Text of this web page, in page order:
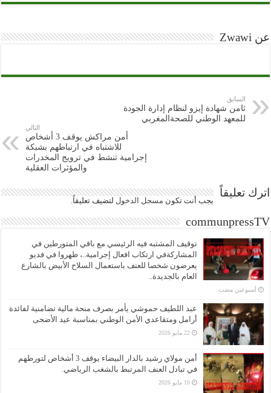
عن Zwawi
السابق
ثامن شهادة إيزو لنظام إدارة الجودة
للمعهد الوطني للصحةالمغربي
التالي
أمن مراكش يوقف 3 أشخاص
للاشتباه في ارتباطهم بشبكة
إجرامية تنشط في ترويج المخدرات
والمؤثرات العقلية
اترك تعليقاً
يجب أنت تكون مسجل الدخول لتضيف تعليقاً.
communpressTV
توقيف المشتبه فيه الرئيسي مع باقي المتورطين في
المشاركةفي ارتكاب افعال إجرامية..، ظهروا في فديو
يعرضون شخصا للعنف باستعمال السلاح الأبيض بالشارع
العام بالجديدة..
‏أسبوعين مضت
عبد اللطيف حموشي يأمر بصرف منحة مالية تضامنية لفائدة
أرامل ومتقاعدي الأمن الوطني بمناسبة عيد الأضحى
22 مايو 2026
أمن مولاي رشيد بالدار البيضاء يوقف 3 أشخاص لتورطهم
في تبادل العنف المرتبط بالشغب الرياضي.
10 مايو 2026